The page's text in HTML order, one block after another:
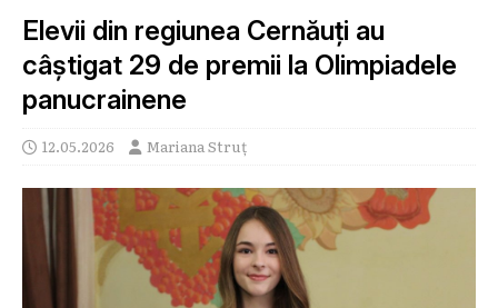
Elevii din regiunea Cernăuți au
câștigat 29 de premii la Olimpiadele
panucrainene
12.05.2026 Mariana Struț